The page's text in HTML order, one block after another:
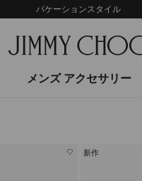
バケーションスタイル
メンズ アクセサリー
新作